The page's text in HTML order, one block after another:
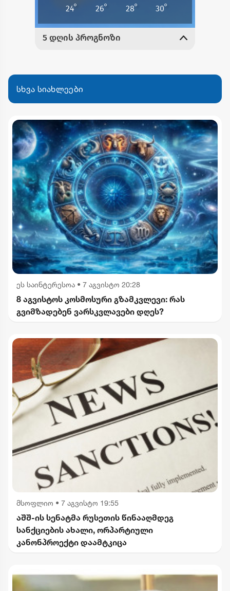
სხვა სიახლეები
ეს საინტერესოა • 7 აგვისტო 20:28
8 აგვისტოს კოსმოსური გზამკვლევი: რას
გვიმზადებენ ვარსკვლავები დღეს?
მსოფლიო • 7 აგვისტო 19:55
აშშ-ის სენატმა რუსეთის წინააღმდეგ
სანქციების ახალი, ორპარტიული
კანონპროექტი დაამტკიცა